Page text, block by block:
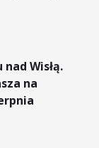
nad Wisłą.
na